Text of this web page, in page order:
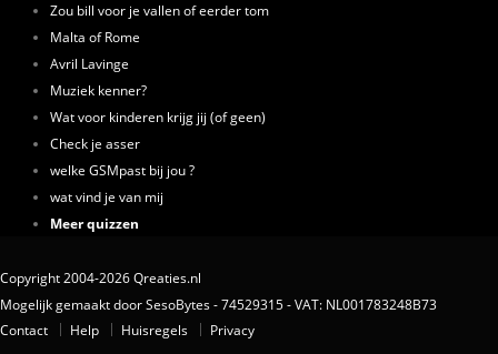
Zou bill voor je vallen of eerder tom
Malta of Rome
Avril Lavinge
Muziek kenner?
Wat voor kinderen krijg jij (of geen)
Check je asser
welke GSMpast bij jou ?
wat vind je van mij
Meer quizzen
Copyright 2004-2026 Qreaties.nl
Mogelijk gemaakt door SesoBytes - 74529315 - VAT: NL001783248B73
Contact
Help Huisregels Privacy